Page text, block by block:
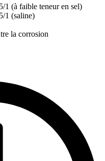
1 (à faible teneur en sel)
1 (saline)
la corrosion